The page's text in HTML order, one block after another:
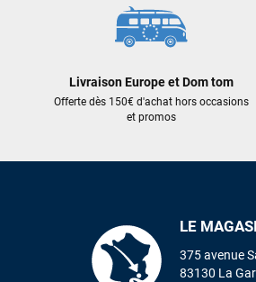
Livraison Europe et Dom tom
Offerte dès 150€ d'achat hors occasions
et promos
LE
375 avenue
83130 La